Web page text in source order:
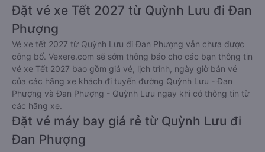
Đặt vé xe Tết 2027 từ Quỳnh Lưu đi Đan
Phượng
Vé xe tết 2027 từ Quỳnh Lưu đi Đan Phượng vẫn chưa được
công bố. Vexere.com sẽ sớm thông báo cho các bạn thông tin
vé xe Tết 2027 bao gồm giá vé, lịch trình, ngày giờ bán vé
của các hãng xe khách đi tuyến đường Quỳnh Lưu - Đan
Phượng và Đan Phượng - Quỳnh Lưu ngay khi có thông tin từ
các hãng xe.
Đặt vé máy bay giá rẻ từ Quỳnh Lưu đi
Đan Phượng